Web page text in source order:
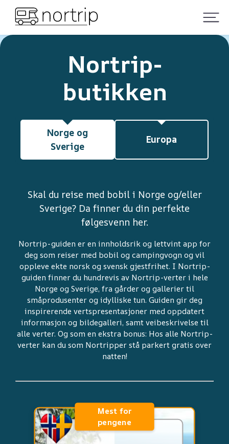
Nortrip-
butikken
Norge og
Sverige
Europa
Skal du reise med bobil i Norge og/eller
Sverige? Da finner du din perfekte
følgesvenn her.
Nortrip-guiden er en innholdsrik og lettvint app for
deg som reiser med bobil og campingvogn og vil
oppleve ekte norsk og svensk gjestfrihet. I Nortrip-
guiden finner du hundrevis av Nortrip-verter i hele
Norge og Sverige, fra gårder og gallerier til
småprodusenter og idylliske tun. Guiden gir deg
inspirerende vertspresentasjoner med oppdatert
informasjon og bildegalleri, samt veibeskrivelse til
alle verter. Og som en ekstra bonus: Hos alle Nortrip-
verter kan du som Nortripper stå parkert gratis over
natten!
Mest for
pengene